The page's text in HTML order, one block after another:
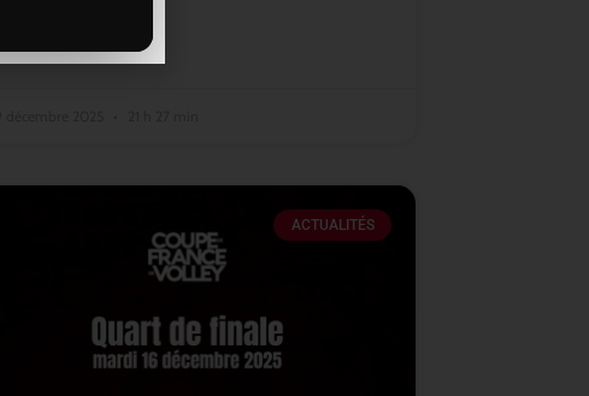
LA SUITE »
ACTUALITÉS